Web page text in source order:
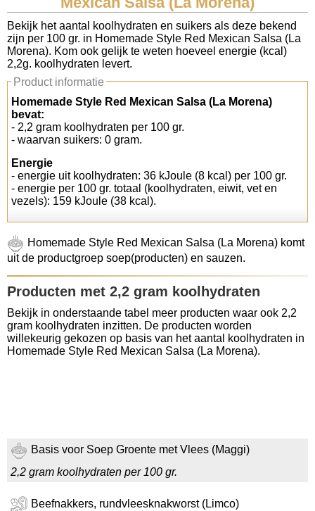
Koolhydraten tellen
Links
Bekijk het aantal koolhydraten en suikers als deze bekend
zijn per 100 gr. in Homemade Style Red Mexican Salsa (La
Morena). Kom ook gelijk te weten hoeveel energie (kcal)
2,2g. koolhydraten levert.
Product informatie
Homemade Style Red Mexican Salsa (La Morena)
bevat:
- 2,2 gram koolhydraten per 100 gr.
- waarvan suikers: 0 gram.
Energie
- energie uit koolhydraten: 36 kJoule (8 kcal) per 100 gr.
- energie per 100 gr. totaal (koolhydraten, eiwit, vet en
vezels): 159 kJoule (38 kcal).
Homemade Style Red Mexican Salsa (La Morena) komt
uit de productgroep soep(producten) en sauzen.
Producten met 2,2 gram koolhydraten
Bekijk in onderstaande tabel meer producten waar ook 2,2
gram koolhydraten inzitten. De producten worden
willekeurig gekozen op basis van het aantal koolhydraten in
Homemade Style Red Mexican Salsa (La Morena).
Basis voor Soep Groente met Vlees (Maggi)
2,2 gram koolhydraten per 100 gr.
Beefnakkers, rundvleesknakworst (Limco)